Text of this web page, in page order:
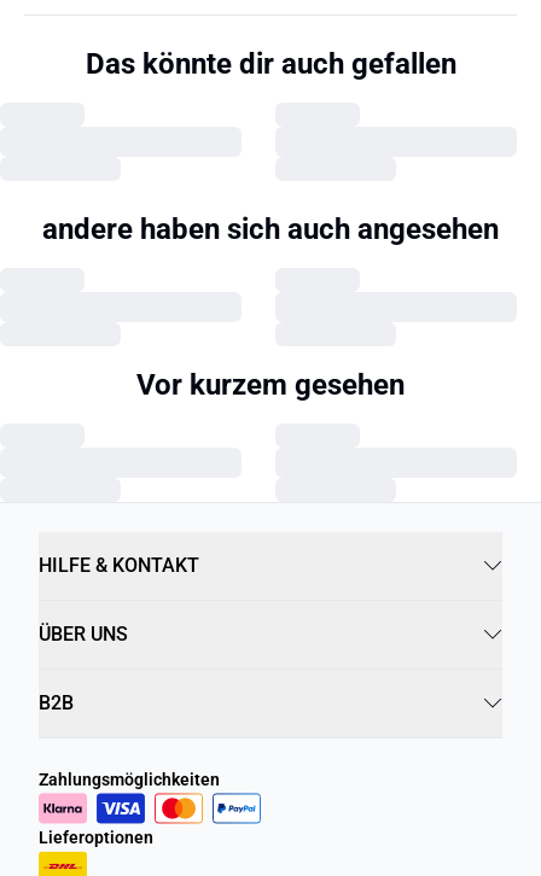
Das könnte dir auch gefallen
andere haben sich auch angesehen
Vor kurzem gesehen
HILFE & KONTAKT
ÜBER UNS
B2B
Zahlungsmöglichkeiten
Lieferoptionen